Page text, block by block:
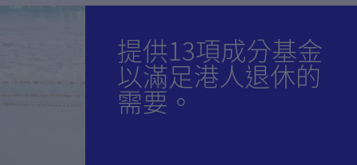
提供13項成分基金
以滿足港人退休的
需要。